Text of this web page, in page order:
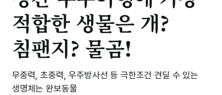
적합한 생물은 개?
침팬지? 물곰!
무중력, 초중력, 우주방사선 등 극한조건 견딜 수 있는
생명체는 완보동물